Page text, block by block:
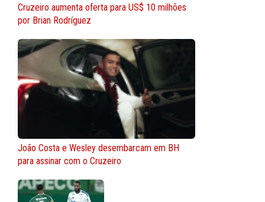
Cruzeiro aumenta oferta para US$ 10 milhões
por Brian Rodríguez
João Costa e Wesley desembarcam em BH
para assinar com o Cruzeiro